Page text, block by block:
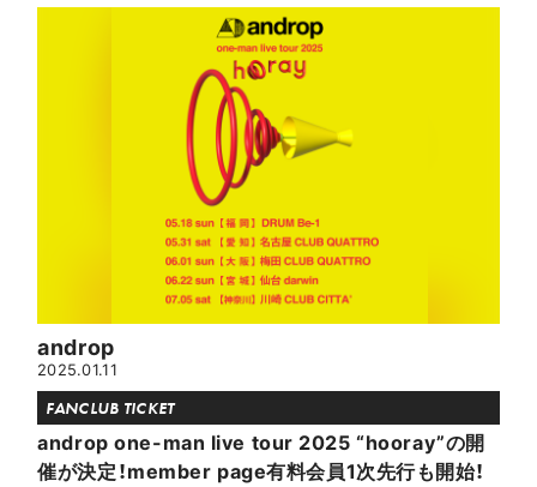
androp
2025.01.11
FANCLUB TICKET
androp one-man live tour 2025 “hooray”の開
催が決定！member page有料会員1次先行も開始！